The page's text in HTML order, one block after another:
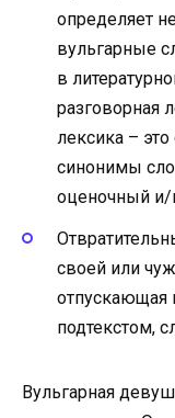
определяет
вульгарные
в
разговорная
лексика –
синонимы
оценочный и/
своей или
отпускающая
подтекстом,
Вульгарная